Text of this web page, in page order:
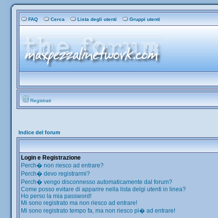
FAQ Cerca Lista degli utenti Gruppi utenti
Registrati
Indice del forum
Login e Registrazione
Perch� non riesco ad entrare?
Perch� devo registrarmi?
Perch� vengo disconnesso automaticamente dal forum?
Come posso evitare di apparire nella lista delgi utenti in linea?
Ho perso la mia password!
Mi sono registrato ma non riesco ad entrare!
Mi sono registrato tempo fa, ma non riesco pi� ad entrare!